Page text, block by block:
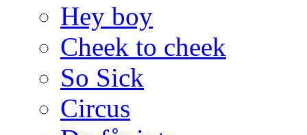
Hey boy
Cheek to cheek
So Sick
Circus